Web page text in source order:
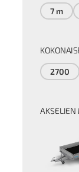
7 m
2700
AKSELIEN